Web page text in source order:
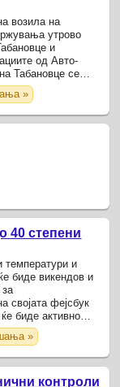
возила на
утрово
и
од Авто-
Табановце се
Македонија,
»
40 степени
температури и
биде викендов и
својата фејсбук
биде активно
од високи
»
контроли